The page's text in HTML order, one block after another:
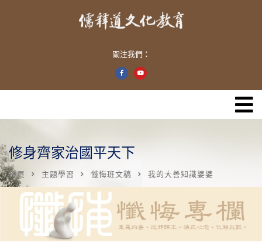
關注我們：
修身齊家治國平天下
首頁 主題學習 懺悔班文稿 我的大善知識婆婆